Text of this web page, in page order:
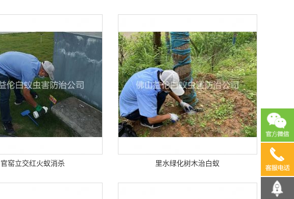
官窑立交红火蚁消杀 里水绿化树木治白蚁